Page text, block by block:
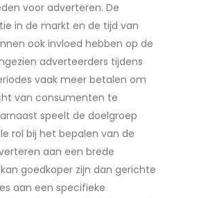
voor adverteren. De
in de markt en de tijd van
ook invloed hebben op de
adverteerders tijdens
vaak meer betalen om
van consumenten te
speelt de doelgroep
rol bij het bepalen van de
aan een brede
goedkoper zijn dan gerichte
aan een specifieke